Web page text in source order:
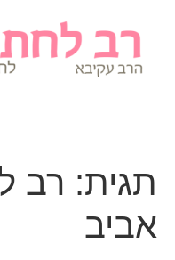
תגית: רב
אביב